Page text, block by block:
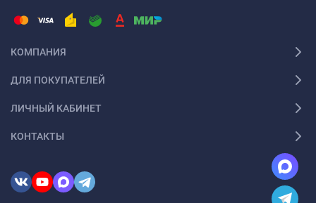
КОМПАНИЯ
ДЛЯ ПОКУПАТЕЛЕЙ
ЛИЧНЫЙ КАБИНЕТ
КОНТАКТЫ